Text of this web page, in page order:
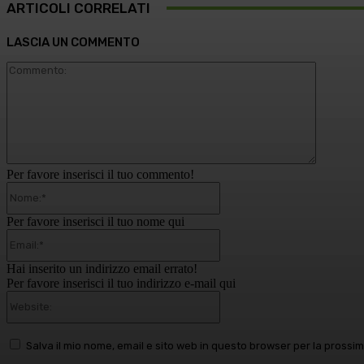
ARTICOLI CORRELATI
LASCIA UN COMMENTO
Per favore inserisci il tuo commento!
Per favore inserisci il tuo nome qui
Hai inserito un indirizzo email errato!
Per favore inserisci il tuo indirizzo e-mail qui
Salva il mio nome, email e sito web in questo browser per la